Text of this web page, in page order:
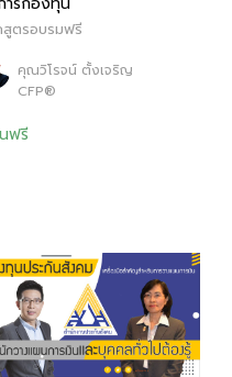
ตรอบรมฟรี
คุณวิโรจน์ ตั้งเจริญ
CFP®
ฟรี